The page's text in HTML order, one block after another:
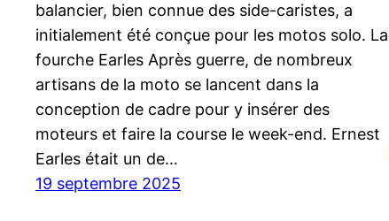
balancier, bien connue des side-caristes, a
initialement été conçue pour les motos solo. La
fourche Earles Après guerre, de nombreux
artisans de la moto se lancent dans la
conception de cadre pour y insérer des
moteurs et faire la course le week-end. Ernest
Earles était un de…
19 septembre 2025